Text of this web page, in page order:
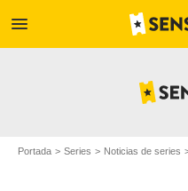
menu
Portada Series Noticias de series